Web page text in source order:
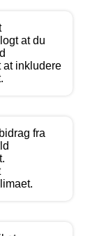
at du
at inkludere
fra